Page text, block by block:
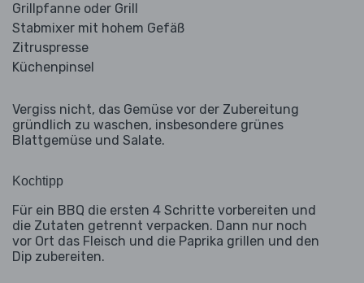
Grillpfanne oder Grill
Stabmixer mit hohem Gefäß
Zitruspresse
Küchenpinsel
Vergiss nicht, das Gemüse vor der Zubereitung
gründlich zu waschen, insbesondere grünes
Blattgemüse und Salate.
Kochtipp
Für ein BBQ die ersten 4 Schritte vorbereiten und
die Zutaten getrennt verpacken. Dann nur noch
vor Ort das Fleisch und die Paprika grillen und den
Dip zubereiten.